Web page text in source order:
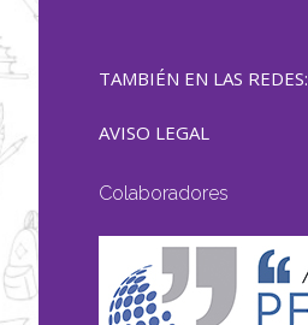
TAMBIÉN EN LAS REDES:
AVISO LEGAL
Colaboradores